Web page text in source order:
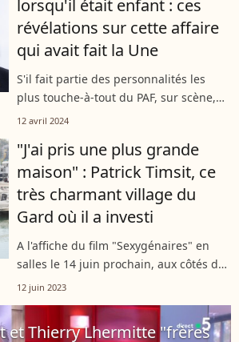
lorsqu'il était enfant : ces
révélations sur cette affaire
qui avait fait la Une
S'il fait partie des personnalités les
plus touche-à-tout du PAF, sur scène,
au cinéma ou dans le monde de
vendredi soir de "Capitaine Marleau"...
12 avril 2024
"J'ai pris une plus grande
maison" : Patrick Timsit, ce
très charmant village du
Gard où il a investi
A l'affiche du film "Sexygénaires" en
salles le 14 juin prochain, aux côtés de
Thierry Lhermitte, Patrick Timsit est en
d'une interview accordée...
12 juin 2023
et Thierry Lhermitte "frères